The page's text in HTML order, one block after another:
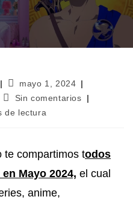
mayo 1, 2024
Sin comentarios
de lectura
te compartimos todos
Mayo 2024, el cual
anime,